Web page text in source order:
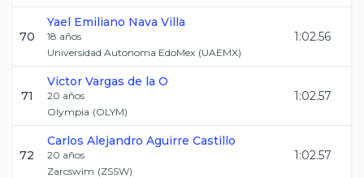
70
Yael Emiliano Nava Villa
18 años
Universidad Autonoma EdoMex (UAEMX)
1:02.56
71
Victor Vargas de la O
20 años
Olympia (OLYM)
1:02.57
72
Carlos Alejandro Aguirre Castillo
20 años
Zarcswim (ZSSW)
1:02.57